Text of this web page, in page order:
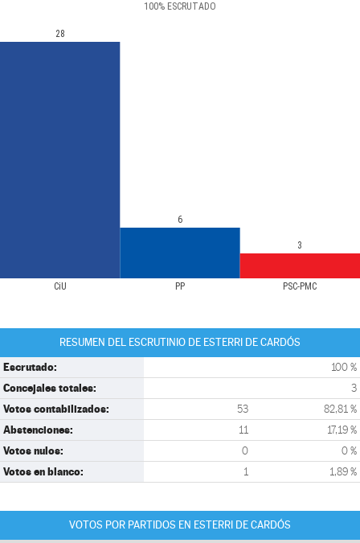
100% ESCRUTADO
CiU PP PSC-PMC
28
6
3
RESUMEN DEL ESCRUTINIO DE ESTERRI DE CARDÓS
Escrutado: 100 %
Concejales totales: 3
Votos contabilizados: 53 82,81 %
Abstenciones: 11 17,19 %
Votos nulos: 0 0 %
Votos en blanco: 1 1,89 %
VOTOS POR PARTIDOS EN ESTERRI DE CARDÓS